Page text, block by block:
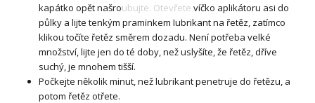
kapátko opět našroubujte. Otevřete víčko aplikátoru asi do
půlky a lijte tenkým pramínkem lubrikant na řetěz, zatímco
klikou točíte řetěz směrem dozadu. Není potřeba velké
množství, lijte jen do té doby, než uslyšíte, že řetěz, dříve
suchý, je mnohem tišší.
Počkejte několik minut, než lubrikant penetruje do řetězu, a
potom řetěz otřete.